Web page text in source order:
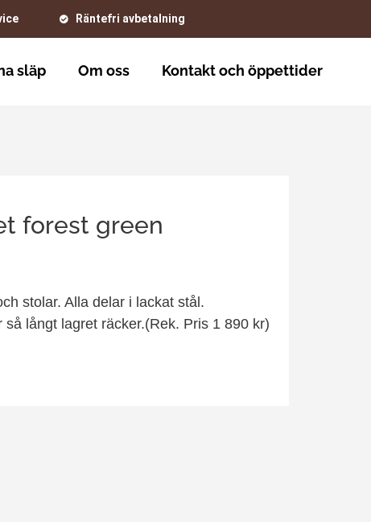
Räntefri avbetalning
släp Om oss Kontakt och öppettider
forest green
stolar. Alla delar i lackat stål.
så långt lagret räcker.(Rek. Pris 1 890 kr)